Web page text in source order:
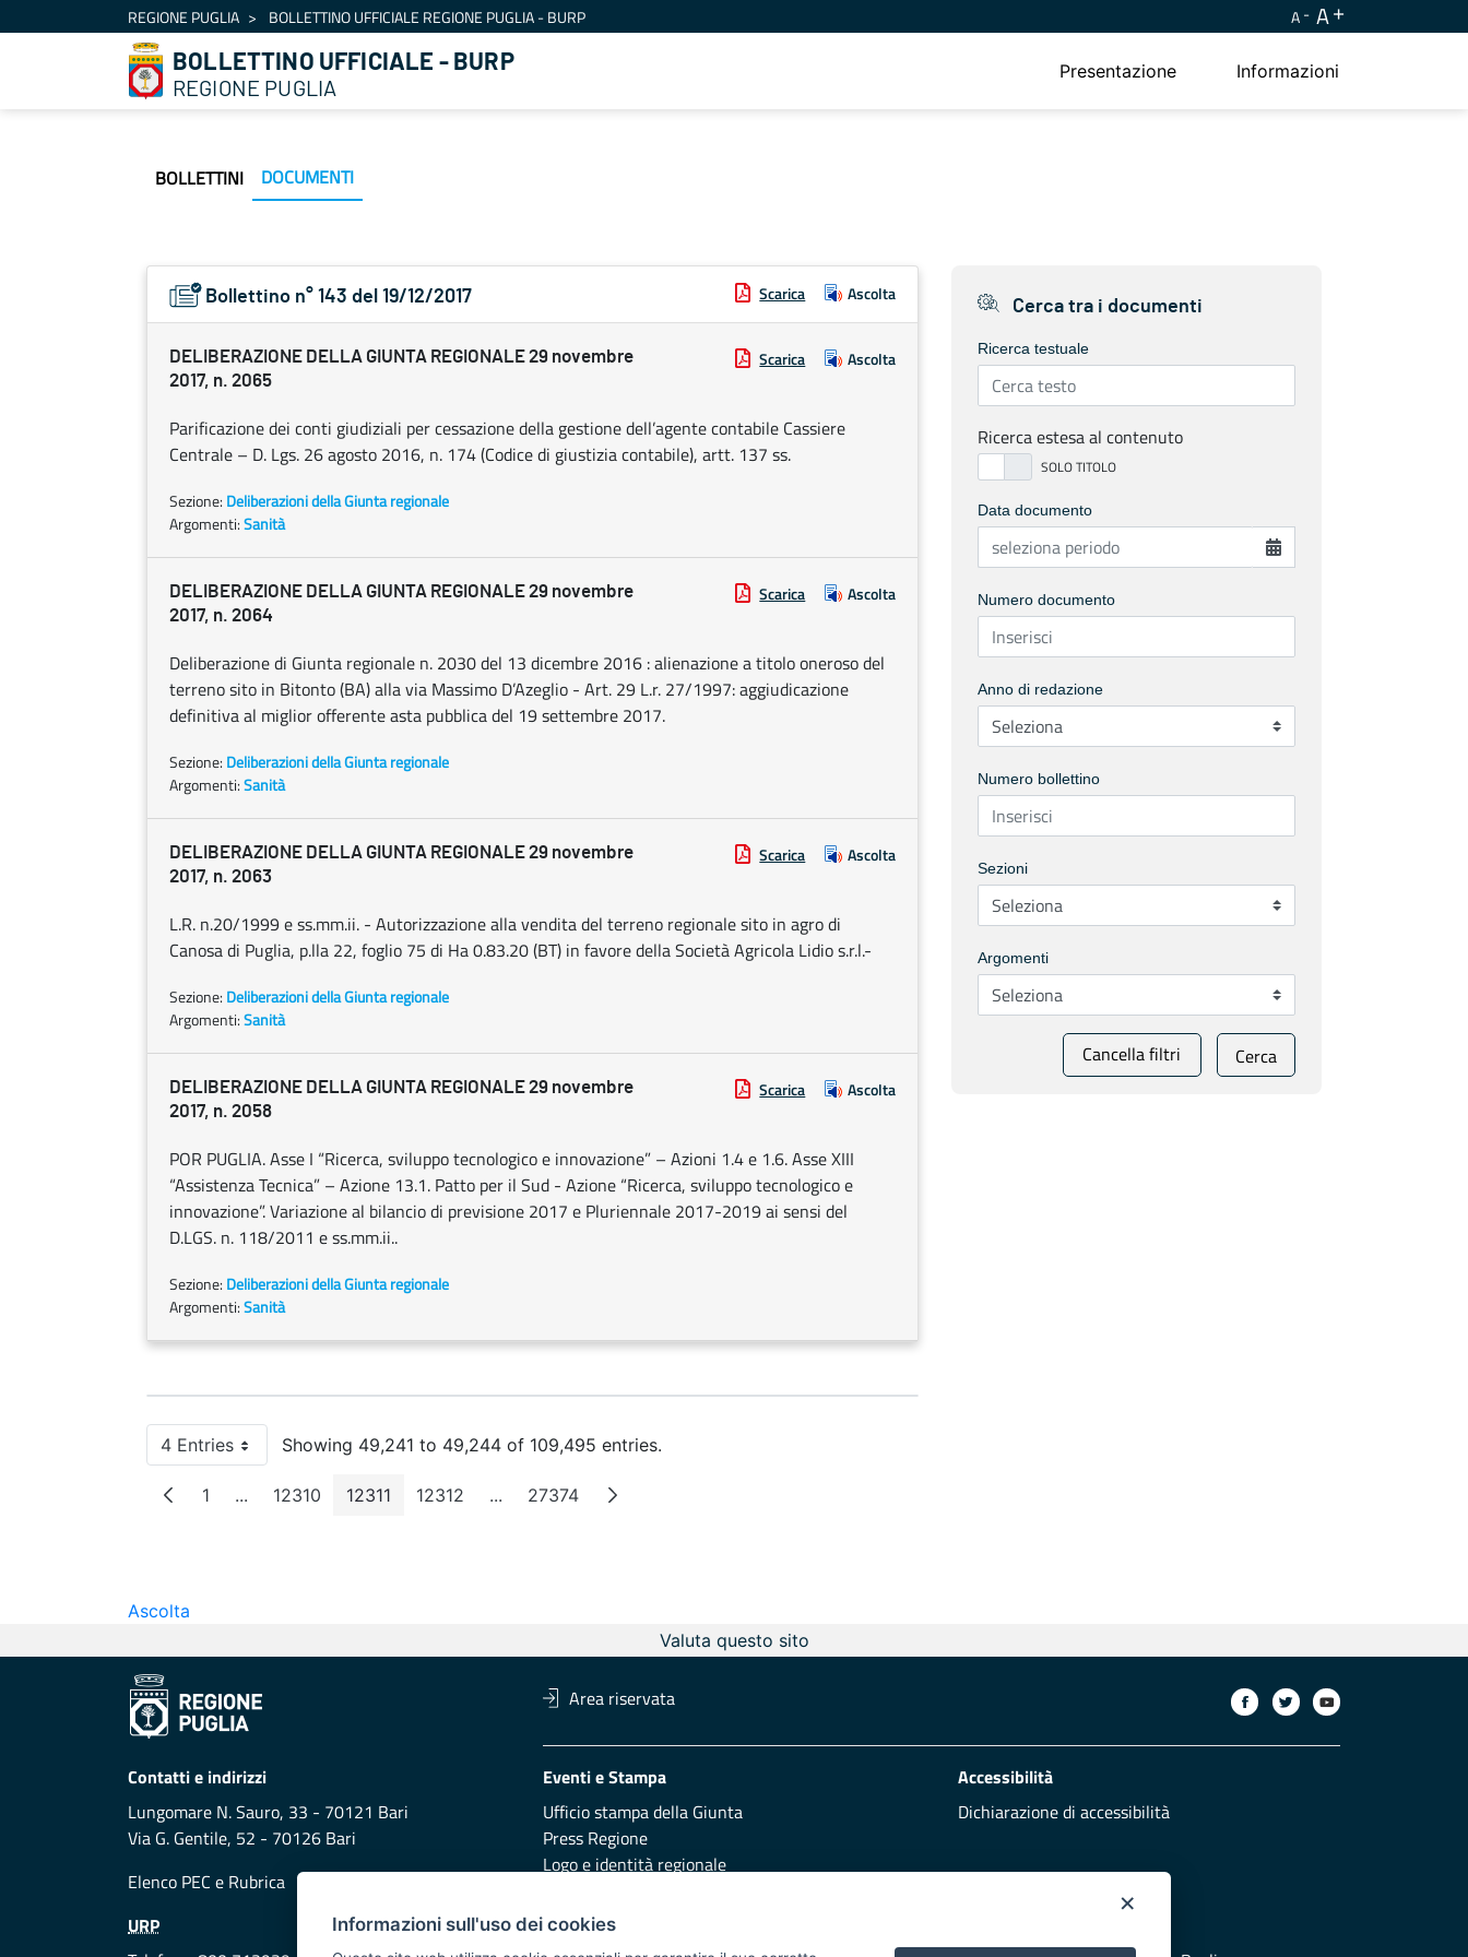
Skip to ContentREGIONE PUGLIA BOLLETTINO UFFICIALE REGIONE PUGLIA - BURP A A
BOLLETTINO UFFICIALE - BURP
REGIONE PUGLIA
Presentazione Informazioni
BOLLETTINI DOCUMENTI
Bollettino n° 143 del 19/12/2017 Scarica Ascolta
DELIBERAZIONE DELLA GIUNTA REGIONALE 29 novembre
2017, n. 2065
Scarica Ascolta
Parificazione dei conti giudiziali per cessazione della gestione dell’agente contabile Cassiere
Centrale – D. Lgs. 26 agosto 2016, n. 174 (Codice di giustizia contabile), artt. 137 ss.
Sezione: Deliberazioni della Giunta regionale
Argomenti:Sanità
DELIBERAZIONE DELLA GIUNTA REGIONALE 29 novembre
2017, n. 2064
Scarica Ascolta
Deliberazione di Giunta regionale n. 2030 del 13 dicembre 2016 : alienazione a titolo oneroso del
terreno sito in Bitonto (BA) alla via Massimo D’Azeglio - Art. 29 L.r. 27/1997: aggiudicazione
definitiva al miglior offerente asta pubblica del 19 settembre 2017.
Sezione: Deliberazioni della Giunta regionale
Argomenti:Sanità
DELIBERAZIONE DELLA GIUNTA REGIONALE 29 novembre
2017, n. 2063
Scarica Ascolta
L.R. n.20/1999 e ss.mm.ii. - Autorizzazione alla vendita del terreno regionale sito in agro di
Canosa di Puglia, p.lla 22, foglio 75 di Ha 0.83.20 (BT) in favore della Società Agricola Lidio s.r.l.-
Sezione: Deliberazioni della Giunta regionale
Argomenti:Sanità
DELIBERAZIONE DELLA GIUNTA REGIONALE 29 novembre
2017, n. 2058
Scarica Ascolta
POR PUGLIA. Asse I “Ricerca, sviluppo tecnologico e innovazione” – Azioni 1.4 e 1.6. Asse XIII
“Assistenza Tecnica” – Azione 13.1. Patto per il Sud - Azione “Ricerca, sviluppo tecnologico e
innovazione”. Variazione al bilancio di previsione 2017 e Pluriennale 2017-2019 ai sensi del
D.LGS. n. 118/2011 e ss.mm.ii..
Sezione: Deliberazioni della Giunta regionale
Argomenti:Sanità
4 EntriesPer PageShowing 49,241 to 49,244 of 109,495 entries.
Page
1 ...Intermediate Pages
Page
12310 Page
12311 Page
12312 ...Intermediate Pages
Page
27374
Cerca tra i documenti
Ricerca testuale
Ricerca estesa al contenuto
Data documento
Numero documento
Anno di redazione
Numero bollettino
Sezioni
Argomenti
Cancella filtri Cerca
Ascolta
Valuta questo sito
Area riservata
Contatti e indirizzi
Lungomare N. Sauro, 33 - 70121 Bari
Via G. Gentile, 52 - 70126 Bari
Elenco PEC e Rubrica
Eventi e Stampa
Ufficio stampa della Giunta
Press Regione
Logo e identità regionale
Accessibilità
Dichiarazione di accessibilità
URP
Redazione
×
Informazioni sull'uso dei cookies